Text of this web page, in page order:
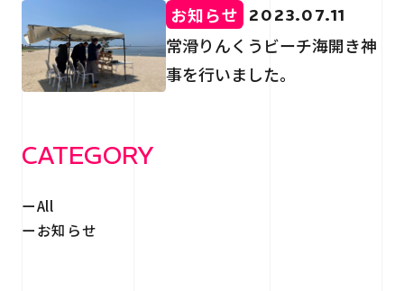
WORKS 事例紹介
RECRUIT
CONTACT
お知らせ 2023.07.11
常滑りんくうビーチ海開き神
事を行いました。
CATEGORY
All
お知らせ